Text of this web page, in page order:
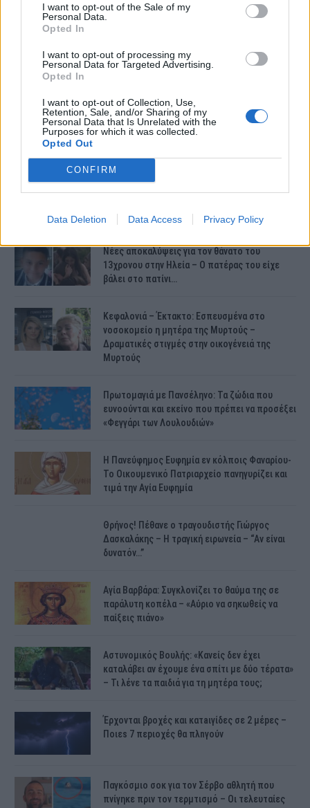
I want to opt-out of the Sale of my
Personal Data.
Opted In
I want to opt-out of processing my
Personal Data for Targeted Advertising.
Opted In
I want to opt-out of Collection, Use,
Retention, Sale, and/or Sharing of my
Personal Data that Is Unrelated with the
Purposes for which it was collected.
Opted Out
CONFIRM
Data Deletion Data Access Privacy Policy
ΤΕΛΕΥΤΑΙΕΣ ΕΙΔΗΣΕΙΣ
Συντάξεις Ιουνίου 2026: Τι θα ισχύσει; Πότε θα
Νέες αποκαλύψεις για τον θάνατο του
13χρονου στην Ηλεία – Ο πατέρας του είχε
βάλει στο πατίνι…
Κεφαλονιά – Έκτακτο: Εσπευσμένα στο
νοσοκομείο η μητέρα της Μυρτούς –
Δραματικές στιγμές στην οικογένειά της
Μυρτούς
Πρωτομαγιά με Πανσέληνο: Τα ζώδια που
ευνοούνται και εκείνο που πρέπει να προσέξει
«Φεγγάρι των Λουλουδιών»
H Πανεύφημος Ευφημία εν κόλποις Φαναρίου-
Το Οικουμενικό Πατριαρχείο πανηγυρίζει και
τιμά την Αγία Ευφημία
Θρήνος! Πέθανε ο τραγουδιστής Γιώργος
Δασκαλάκης – Η τραγική ειρωνεία – “Αν είναι
δυνατόν…”
Αγία Βαρβάρα: Συγκλονίζει το θαύμα της σε
παράλυτη κοπέλα – «Αύριο να σηκωθείς να
παίξεις πιάνο»
Αστυνομικός Bουλής: «Κανείς δεν έχει
καταλάβει αν έχουμε ένα σπίτι με δύο τέρατα»
– Τι λένε τα παιδιά για τη μητέρα τους;
Έρχονται βροχές και κατaιγίδες σε 2 μέpες –
Ποιεs 7 πεpιοχές θα πλnγούν
Παγκόσμιο σοκ για τον Σέρβο αθλητή που
πνίγηκε πριν τον τερμτισμό – Οι τελευταίες